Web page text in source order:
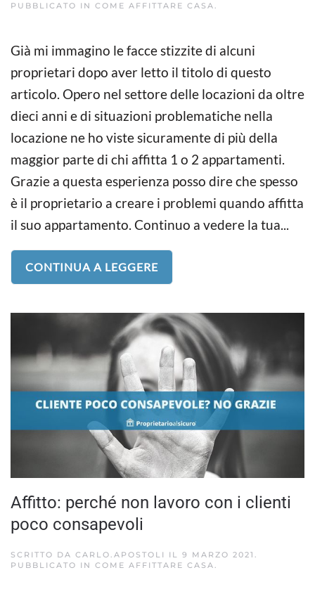
PUBBLICATO IN COME AFFITTARE CASA.
Già mi immagino le facce stizzite di alcuni
proprietari dopo aver letto il titolo di questo
articolo. Opero nel settore delle locazioni da oltre
dieci anni e di situazioni problematiche nella
locazione ne ho viste sicuramente di più della
maggior parte di chi affitta 1 o 2 appartamenti.
Grazie a questa esperienza posso dire che spesso
è il proprietario a creare i problemi quando affitta
il suo appartamento. Continuo a vedere la tua...
CONTINUA A LEGGERE
Affitto: perché non lavoro con i clienti
poco consapevoli
SCRITTO DA CARLO.APOSTOLI IL 9 MARZO 2021 .
PUBBLICATO IN COME AFFITTARE CASA.